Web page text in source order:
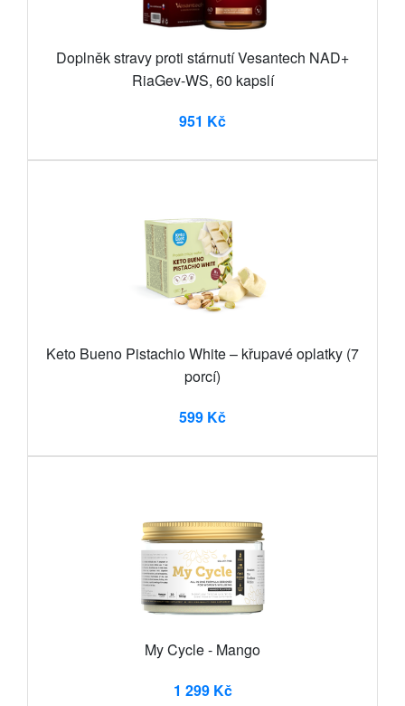
Doplněk stravy proti stárnutí Vesantech NAD+
RiaGev-WS, 60 kapslí
951 Kč
Keto Bueno Pistachio White – křupavé oplatky (7
porcí)
599 Kč
My Cycle - Mango
1 299 Kč